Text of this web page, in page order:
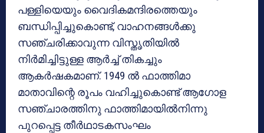
പള്ളിയെയും വൈദികമന്ദിരത്തെയും
ബന്ധിപ്പിച്ചുകൊണ്ട്, വാഹനങ്ങള്‍ക്കു
സഞ്ചരിക്കാവുന്ന വിസ്തൃതിയില്‍
നിര്‍മിച്ചിട്ടുള്ള ആര്‍ച്ച് തികച്ചും
ആകര്‍ഷകമാണ്. 1949 ല്‍ ഫാത്തിമാ
മാതാവിന്റെ രൂപം വഹിച്ചുകൊണ്ട് ആഗോള
സഞ്ചാരത്തിനു ഫാത്തിമായില്‍നിന്നു
പുറപ്പെട്ട തീര്‍ഥാടകസംഘം